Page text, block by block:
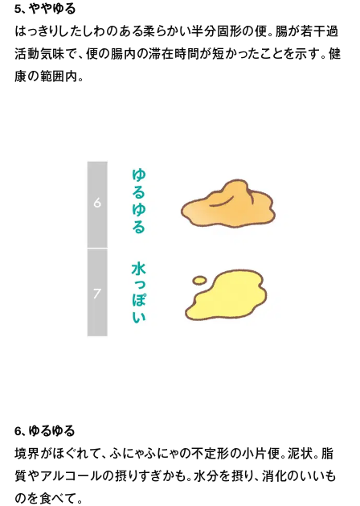
5、ややゆる
はっきりしたしわのある柔らかい半分固形の便。腸が若干過
活動気味で、便の腸内の滞在時間が短かったことを示す。健
康の範囲内。
6、ゆるゆる
境界がほぐれて、ふにゃふにゃの不定形の小片便。泥状。脂
質やアルコールの摂りすぎかも。水分を摂り、消化のいいも
のを食べて。